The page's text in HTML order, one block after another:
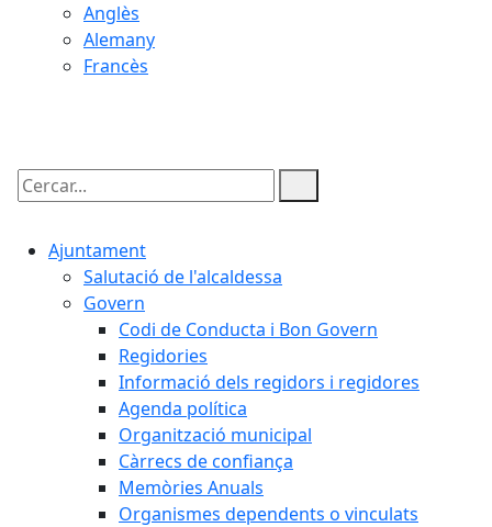
Anglès
Alemany
Francès
Cercar:
Ajuntament
Salutació de l'alcaldessa
Govern
Codi de Conducta i Bon Govern
Regidories
Informació dels regidors i regidores
Agenda política
Organització municipal
Càrrecs de confiança
Memòries Anuals
Organismes dependents o vinculats